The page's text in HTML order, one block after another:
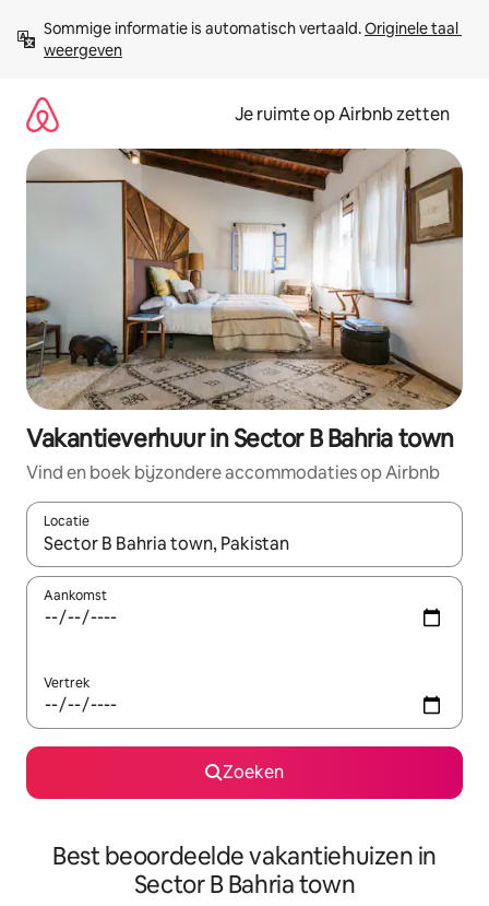
direct
naar
Sommige informatie is automatisch vertaald. Originele taal
weergeven
Je ruimte op Airbnb zetten
Vakantieverhuur in Sector B Bahria town
Vind en boek bijzondere accommodaties op Airbnb
Locatie
Wanneer er suggesties beschikbaar zijn, maak je een keuze
Aankomst
Vertrek
Zoeken
Best beoordeelde vakantiehuizen in
Sector B Bahria town